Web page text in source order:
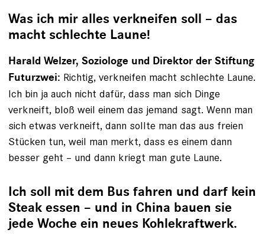
Was ich mir alles verkneifen soll – das
macht schlechte Laune!
Harald Welzer, Soziologe und Direktor der Stiftung
Futurzwei: Richtig, verkneifen macht schlechte Laune.
Ich bin ja auch nicht dafür, dass man sich Dinge
verkneift, bloß weil einem das jemand sagt. Wenn man
sich etwas verkneift, dann sollte man das aus freien
Stücken tun, weil man merkt, dass es einem dann
besser­ geht – und dann kriegt man gute Laune.
Ich soll mit dem Bus fahren und darf kein
Steak essen – und in China bauen sie
jede Woche ein neues Kohlekraftwerk.